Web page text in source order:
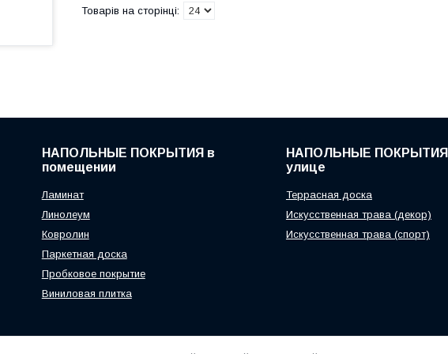
НАПОЛЬНЫЕ ПОКРЫТИЯ в
помещении
Ламинат
Линолеум
Ковролин
Паркетная доска
Пробковое покрытие
Виниловая плитка
НАПОЛЬНЫЕ ПОКРЫТИЯ
улице
Террасная доска
Искусственная трава (декор)
Искусственная трава (спорт)